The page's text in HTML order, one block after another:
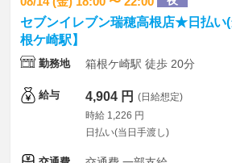
セブンイレブン瑞穂高根店★日払い
根ケ崎駅】
勤務地 箱根ケ崎駅 徒歩 20分
給与 4,904 円 (日給想定)
時給 1,226 円
日払い(当日手渡し)